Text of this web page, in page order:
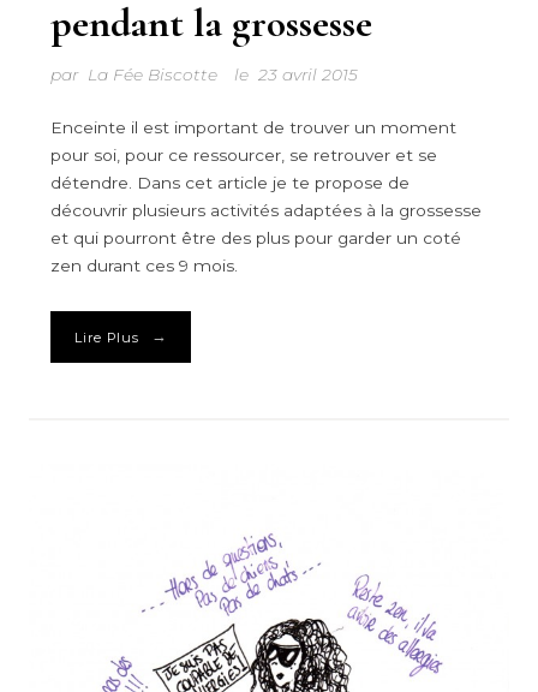
pendant la grossesse
par La Fée Biscotte le 23 avril 2015
Enceinte il est important de trouver un moment
pour soi, pour ce ressourcer, se retrouver et se
détendre. Dans cet article je te propose de
découvrir plusieurs activités adaptées à la grossesse
et qui pourront être des plus pour garder un coté
zen durant ces 9 mois.
Lire Plus →